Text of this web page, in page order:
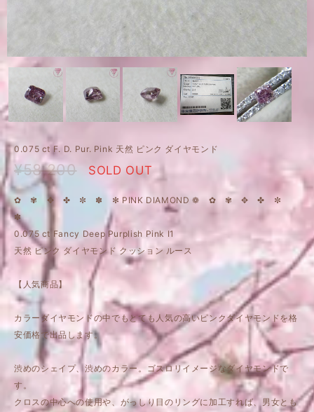
0.075 ct F. D. Pur. Pink 天然 ピンク ダイヤモンド
¥58,200 SOLD OUT
✿ ✾ ✥ ✤ ✼ ✽ ✻ PINK DIAMOND ❁ ✿ ✾ ✥ ✤ ✼
✽
0.075 ct Fancy Deep Purplish Pink I1
天然 ピンク ダイヤモンド クッション ルース
【人気商品】
カラーダイヤモンドの中でもとても人気の高いピンクダイヤモンドを格
安価格で出品します。
渋めのシェイプ、渋めのカラー。ゴスロリイメージなダイヤモンドで
す。
クロスの中心への使用や、がっしり目のリングに加工すれば、男女とも